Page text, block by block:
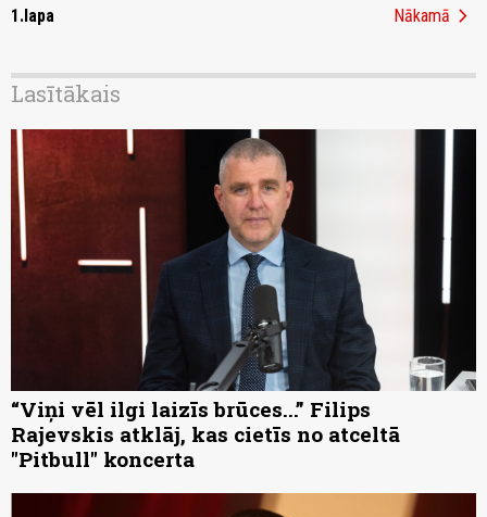
1.lapa Nākamā chevron_right
Lasītākais
“Viņi vēl ilgi laizīs brūces...” Filips
Rajevskis atklāj, kas cietīs no atceltā
"Pitbull" koncerta